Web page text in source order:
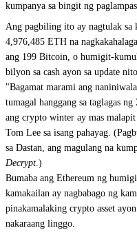
kumpanya sa bingit ng
Ang pagbiling ito ay nagtulak sa
4,976,485 ETH na
ang 199 Bitcoin, o humigit-
bilyon sa cash ayon sa update
"Bagamat marami ang
tumagal hanggang sa taglagas
ang crypto winter ay mas
Tom Lee sa isang pahayag.
sa Dastan, ang magulang na
Decrypt.)
Bumaba ang Ethereum ng
kamakailan ay nagbabago ng
pinakamalaking crypto asset
nakaraang linggo.